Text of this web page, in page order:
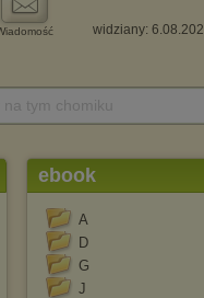
widziany:
ebook
A
D
G
J